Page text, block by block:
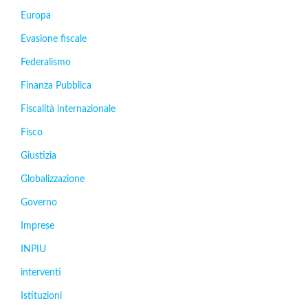
Europa
Evasione fiscale
Federalismo
Finanza Pubblica
Fiscalità internazionale
Fisco
Giustizia
Globalizzazione
Governo
Imprese
INPIU
interventi
Istituzioni